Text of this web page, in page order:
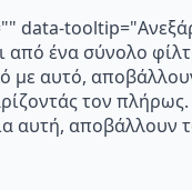
data-
από ένα σύνολο
με αυτό,
τον πλήρως.
αυτή, αποβάλλουν